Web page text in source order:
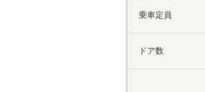
乗車定員
ドア数